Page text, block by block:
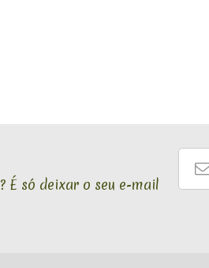
É só deixar o seu e-mail